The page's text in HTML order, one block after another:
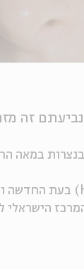
זה מזה
במאה
הישראלי